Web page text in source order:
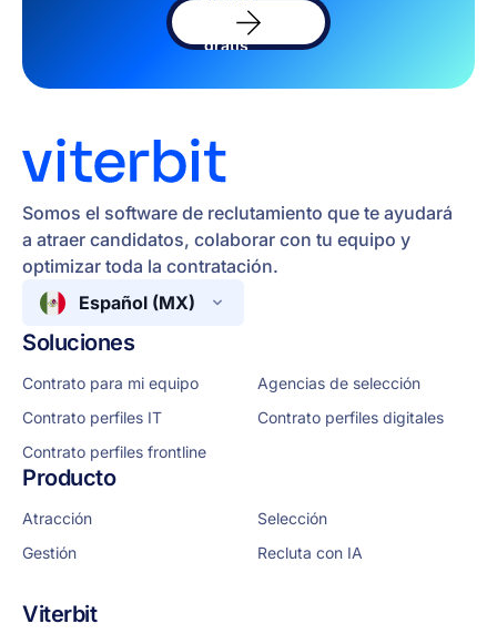
software
gratis
Somos el software de reclutamiento que te ayudará
a atraer candidatos, colaborar con tu equipo y
optimizar toda la contratación.
Español (MX)
Soluciones
Contrato para mi equipo
Agencias de selección
Contrato perfiles IT
Contrato perfiles digitales
Contrato perfiles frontline
Producto
Atracción
Selección
Gestión
Recluta con IA
Viterbit